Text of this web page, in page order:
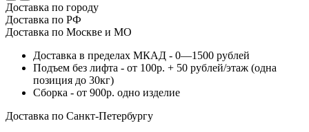
Доставка по городу
Доставка по РФ
Доставка по Москве и МО
Доставка в пределах МКАД - 0—1500 рублей
Подъем без лифта - от 100р. + 50 рублей/этаж (одна
позиция до 30кг)
Сборка - от 900р. одно изделие
Доставка по Санкт-Петербургу